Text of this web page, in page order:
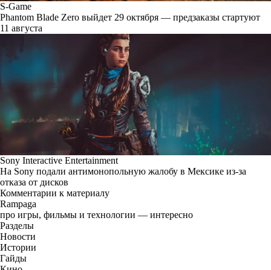
S-Game
Phantom Blade Zero выйдет 29 октября — предзаказы стартуют
11 августа
Sony Interactive Entertainment
На Sony подали антимонопольную жалобу в Мексике из-за
отказа от дисков
Комментарии к материалу
Rampaga
про игры, фильмы и технологии — интересно
Разделы
Новости
Истории
Гайды